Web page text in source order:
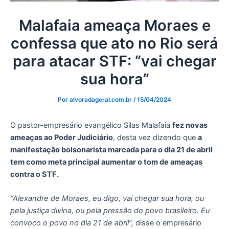
Malafaia ameaça Moraes e
confessa que ato no Rio será
para atacar STF: “vai chegar
sua hora”
Por alvoradageral.com.br /15/04/2024
O pastor-empresário evangélico Silas Malafaia fez novas
ameaças ao Poder Judiciário, desta vez dizendo que a
manifestação bolsonarista marcada para o dia 21 de abril
tem como meta principal aumentar o tom de ameaças
contra o STF.
“Alexandre de Moraes, eu digo, vai chegar sua hora, ou
pela justiça divina, ou pela pressão do povo brasileiro. Eu
convoco o povo no dia 21 de abril”, disse o empresário